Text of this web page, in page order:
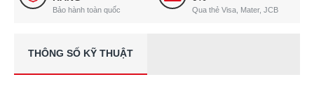
Bảo hành toàn quốc Qua thẻ Visa, Mater, JCB
THÔNG SỐ KỸ THUẬT